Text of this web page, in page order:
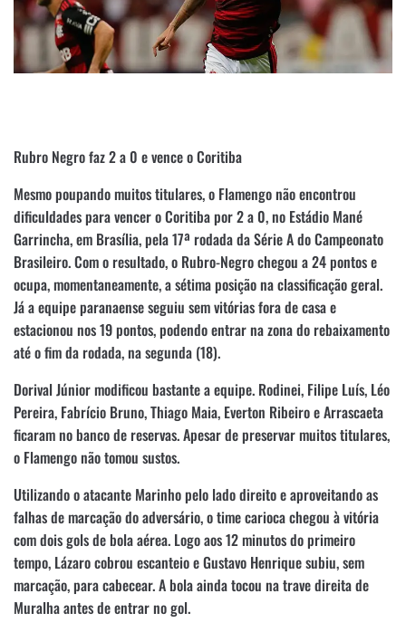
Rubro Negro faz 2 a 0 e vence o Coritiba
Mesmo poupando muitos titulares, o Flamengo não encontrou
dificuldades para vencer o Coritiba por 2 a 0, no Estádio Mané
Garrincha, em Brasília, pela 17ª rodada da Série A do Campeonato
Brasileiro. Com o resultado, o Rubro-Negro chegou a 24 pontos e
ocupa, momentaneamente, a sétima posição na classificação geral.
Já a equipe paranaense seguiu sem vitórias fora de casa e
estacionou nos 19 pontos, podendo entrar na zona do rebaixamento
até o fim da rodada, na segunda (18).
Dorival Júnior modificou bastante a equipe. Rodinei, Filipe Luís, Léo
Pereira, Fabrício Bruno, Thiago Maia, Everton Ribeiro e Arrascaeta
ficaram no banco de reservas. Apesar de preservar muitos titulares,
o Flamengo não tomou sustos.
Utilizando o atacante Marinho pelo lado direito e aproveitando as
falhas de marcação do adversário, o time carioca chegou à vitória
com dois gols de bola aérea. Logo aos 12 minutos do primeiro
tempo, Lázaro cobrou escanteio e Gustavo Henrique subiu, sem
marcação, para cabecear. A bola ainda tocou na trave direita de
Muralha antes de entrar no gol.